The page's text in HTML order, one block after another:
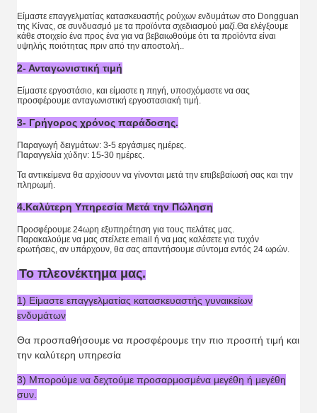
Είμαστε επαγγελματίας κατασκευαστής ρούχων ενδυμάτων στο Dongguan
της Κίνας, σε συνδυασμό με τα προϊόντα σχεδιασμού μαζί.Θα ελέγξουμε
κάθε στοιχείο ένα προς ένα για να βεβαιωθούμε ότι τα προϊόντα είναι
υψηλής ποιότητας πριν από την αποστολή..
2- Ανταγωνιστική τιμή
Είμαστε εργοστάσιο, και είμαστε η πηγή, υποσχόμαστε να σας
προσφέρουμε ανταγωνιστική εργοστασιακή τιμή.
3- Γρήγορος χρόνος παράδοσης.
Παραγωγή δειγμάτων: 3-5 εργάσιμες ημέρες.
Παραγγελία χύδην: 15-30 ημέρες.
Τα αντικείμενα θα αρχίσουν να γίνονται μετά την επιβεβαίωσή σας και την
πληρωμή.
4.Καλύτερη Υπηρεσία Μετά την Πώληση
Προσφέρουμε 24ωρη εξυπηρέτηση για τους πελάτες μας.
Παρακαλούμε να μας στείλετε email ή να μας καλέσετε για τυχόν
ερωτήσεις, αν υπάρχουν, θα σας απαντήσουμε σύντομα εντός 24 ωρών.
Το πλεονέκτημα μας.
1) Είμαστε επαγγελματίας κατασκευαστής γυναικείων
ενδυμάτων
Θα προσπαθήσουμε να προσφέρουμε την πιο προσιτή τιμή και
την καλύτερη υπηρεσία
3) Μπορούμε να δεχτούμε προσαρμοσμένα μεγέθη ή μεγέθη
συν.